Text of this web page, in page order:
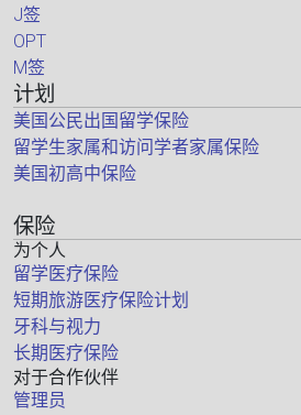
J签
OPT
M签
计划
美国公民出国留学保险
留学生家属和访问学者家属保险
美国初高中保险
保险
为个人
留学医疗保险
短期旅游医疗保险计划
牙科与视力
长期医疗保险
对于合作伙伴
管理员